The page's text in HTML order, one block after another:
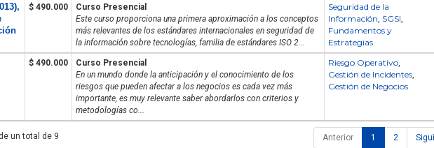
$ 490.000
Curso Presencial
Este curso proporciona una primera aproximación a los conceptos
más relevantes de los estándares internacionales en seguridad de
la información sobre tecnologías, familia de estándares ISO 2...
Seguridad de la
Información SGSI
Fundamentos y
Estrategias
$ 490.000
Curso Presencial
En un mundo donde la anticipación y el conocimiento de los
riesgos que pueden afectar a los negocios es cada vez más
importante, es muy relevante saber abordarlos con criterios y
metodologías co...
Riesgo Operativo
Gestión de Incidentes
Gestión de Negocios
un total de 9 Anterior 1 2